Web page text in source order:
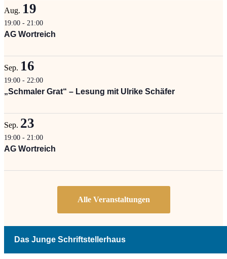
Aug. 19
19:00 - 21:00
AG Wortreich
Sep. 16
19:00 - 22:00
„Schmaler Grat“ – Lesung mit Ulrike Schäfer
Sep. 23
19:00 - 21:00
AG Wortreich
Das Junge Schriftstellerhaus